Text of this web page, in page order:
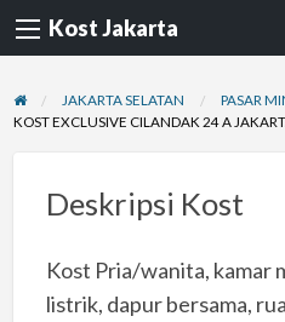
Kost Jakarta
JAKARTA SELATAN
PASAR
KOST EXCLUSIVE CILANDAK 24 A
Deskripsi Kost
Kost Pria/wanita, kamar
listrik, dapur bersama,